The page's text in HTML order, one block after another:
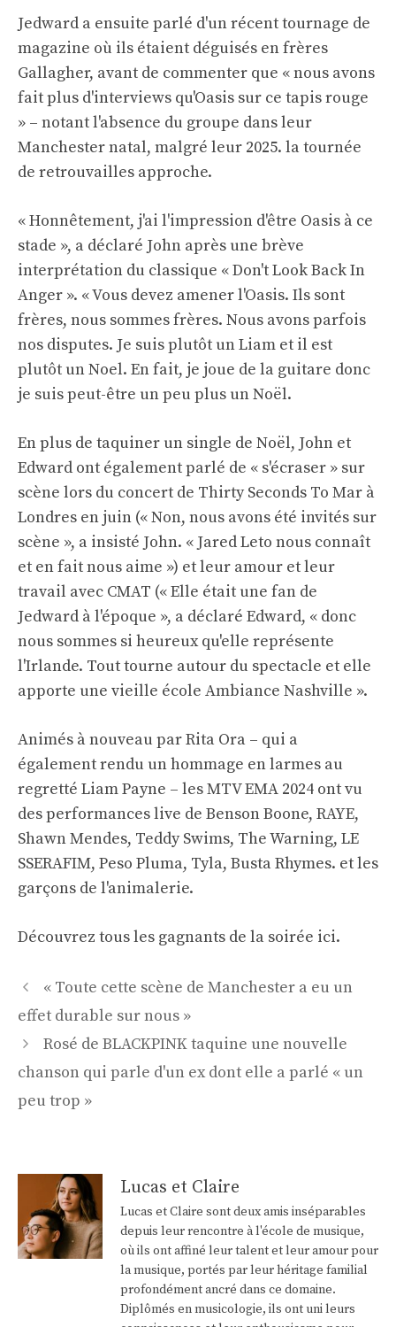
Jedward a ensuite parlé d'un récent tournage de
magazine où ils étaient déguisés en frères
Gallagher, avant de commenter que « nous avons
fait plus d'interviews qu'Oasis sur ce tapis rouge
» – notant l'absence du groupe dans leur
Manchester natal, malgré leur 2025. la tournée
de retrouvailles approche.
« Honnêtement, j'ai l'impression d'être Oasis à ce
stade », a déclaré John après une brève
interprétation du classique « Don't Look Back In
Anger ». « Vous devez amener l'Oasis. Ils sont
frères, nous sommes frères. Nous avons parfois
nos disputes. Je suis plutôt un Liam et il est
plutôt un Noel. En fait, je joue de la guitare donc
je suis peut-être un peu plus un Noël.
En plus de taquiner un single de Noël, John et
Edward ont également parlé de « s'écraser » sur
scène lors du concert de Thirty Seconds To Mar à
Londres en juin (« Non, nous avons été invités sur
scène », a insisté John. « Jared Leto nous connaît
et en fait nous aime ») et leur amour et leur
travail avec CMAT (« Elle était une fan de
Jedward à l'époque », a déclaré Edward, « donc
nous sommes si heureux qu'elle représente
l'Irlande. Tout tourne autour du spectacle et elle
apporte une vieille école Ambiance Nashville ».
Animés à nouveau par Rita Ora – qui a
également rendu un hommage en larmes au
regretté Liam Payne – les MTV EMA 2024 ont vu
des performances live de Benson Boone, RAYE,
Shawn Mendes, Teddy Swims, The Warning, LE
SSERAFIM, Peso Pluma, Tyla, Busta Rhymes. et les
garçons de l'animalerie.
Découvrez tous les gagnants de la soirée ici.
Navigation
des
« Toute cette scène de Manchester a eu un
effet durable sur nous »
Rosé de BLACKPINK taquine une nouvelle
chanson qui parle d'un ex dont elle a parlé « un
peu trop »
Lucas et Claire
Lucas et Claire sont deux amis inséparables
depuis leur rencontre à l'école de musique,
où ils ont affiné leur talent et leur amour pour
la musique, portés par leur héritage familial
profondément ancré dans ce domaine.
Diplômés en musicologie, ils ont uni leurs